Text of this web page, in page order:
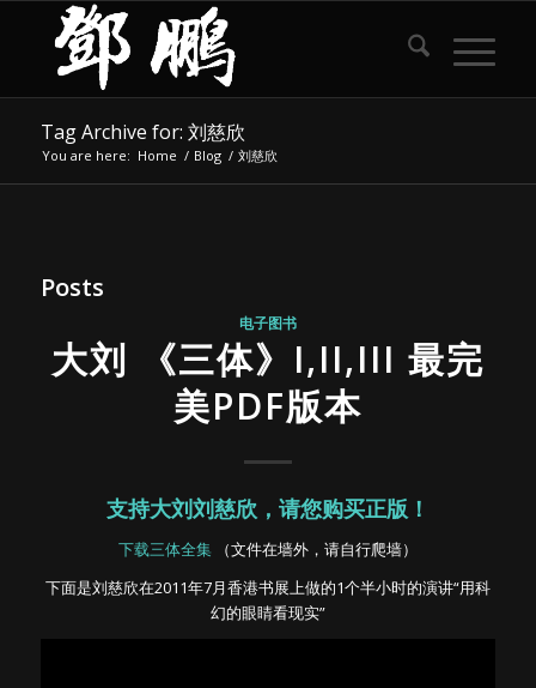
Tag Archive for: 刘慈欣
You are here: Home / Blog / 刘慈欣
Posts
电子图书
大刘 《三体》I,II,III 最完
美PDF版本
支持大刘刘慈欣，请您购买正版！
下载三体全集（文件在墙外，请自行爬墙）
下面是刘慈欣在2011年7月香港书展上做的1个半小时的演讲“用科
幻的眼睛看现实”